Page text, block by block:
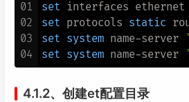
01
02
03
04
set interfaces ethernet
set protocols static
set system name-server
set system name-server
4.1.2、创建et配置目录